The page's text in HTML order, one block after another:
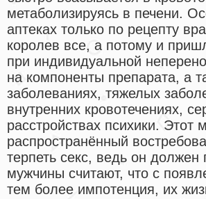
метаболизируясь в печени.
аптеках только по рецепту
королев все, а потому и
при индивидуальной
на компоненты препарата, а
заболеваниях, тяжелых
внутренних кровотечениях,
расстройствах психики.
распространённый
терпеть секс, ведь он
мужчины считают, что с
тем более импотенция, их